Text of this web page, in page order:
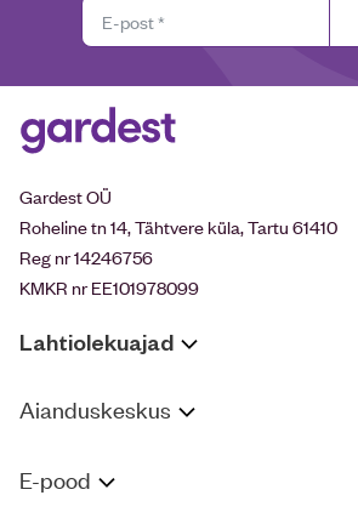
Gardest OÜ
Roheline tn 14, Tähtvere küla, Tartu 61410
Reg nr 14246756
KMKR nr EE101978099
Lahtiolekuajad
Aianduskeskus
E-pood